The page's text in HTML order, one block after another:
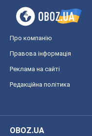
Про компанію
Правова інформація
Реклама на сайті
Редакційна політика
OBOZ.UA